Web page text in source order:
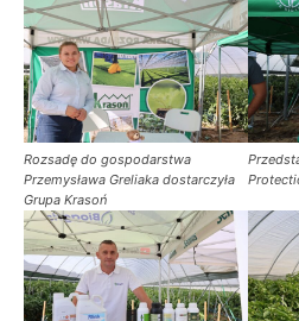
Rozsadę do gospodarstwa
Przemysława Greliaka dostarczyła
Grupa Krasoń